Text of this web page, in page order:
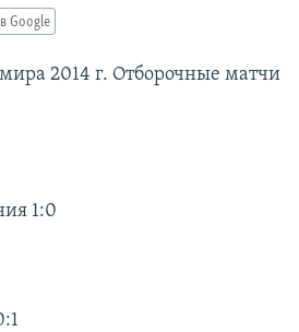
Google
2014 г. Отборочные матчи
1:0